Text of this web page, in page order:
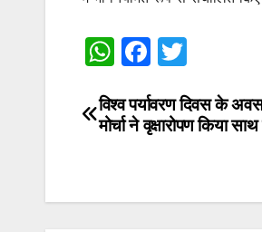
W
at
s
p
F
c
e
o
itt
er
Post
विश्व पर्यावरण दिवस के
मोर्चा ने वृक्षारोपण किया